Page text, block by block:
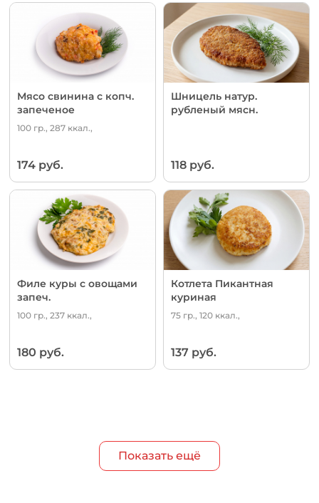
Мясо свинина с копч.
запеченое
100 гр., 287 ккал.,
174 руб.
Шницель натур.
рубленый мясн.
118 руб.
Филе куры с овощами
запеч.
100 гр., 237 ккал.,
180 руб.
Котлета Пикантная
куриная
75 гр., 120 ккал.,
137 руб.
Показать ещё